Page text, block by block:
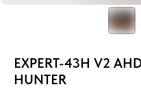
EXPERT-43H V2
HUNTER